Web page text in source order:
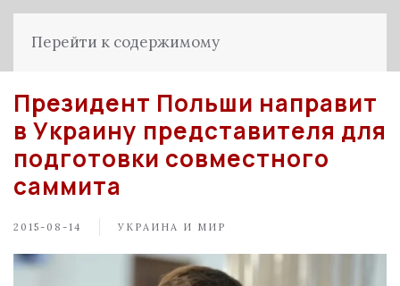
Перейти к содержимому
Президент Польши направит
в Украину представителя для
подготовки совместного
саммита
2015-08-14 УКРАИНА И МИР